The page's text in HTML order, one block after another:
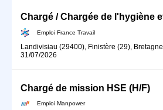
Emploi France Travail
Landivisiau (29400), Finistère (29), Bretagne
31/07/2026
Chargé de mission HSE (H/F)
Emploi Manpower